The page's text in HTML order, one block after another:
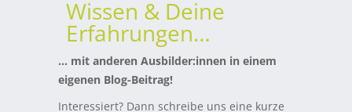
Wissen & Deine
Erfahrungen…
… mit anderen Ausbilder:innen in einem
eigenen Blog-Beitrag!
Interessiert? Dann schreibe uns eine kurze